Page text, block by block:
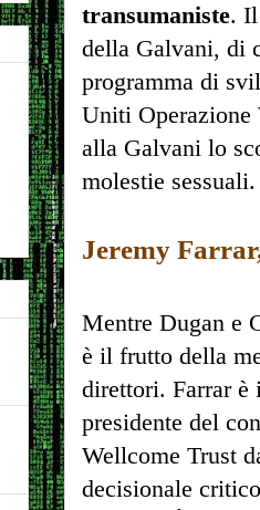
transumaniste. Il
della Galvani, di
programma di
Uniti Operazione
alla Galvani lo
molestie sessuali.
Jeremy
Mentre Dugan e
è il frutto della
direttori. Farrar è
presidente del
Wellcome Trust
decisionale